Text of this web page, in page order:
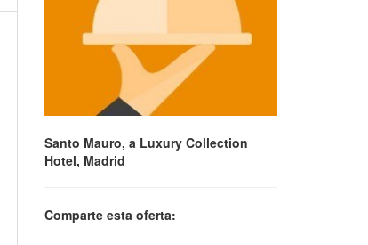
Santo Mauro, a Luxury Collection
Hotel, Madrid
Comparte esta oferta: